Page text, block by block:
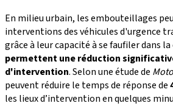
En milieu urbain, les embouteillages
interventions des véhicules d'urgence
grâce à leur capacité à se faufiler dans
permettent uneréduction
d'intervention. Selon une étude de
peuvent réduire le temps de réponse de
les lieux d’intervention en quelques